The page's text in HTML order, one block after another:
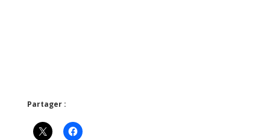
Partager :